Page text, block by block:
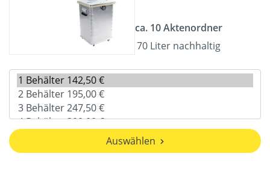
ca. 10 Aktenordner
70 Liter nachhaltig
Auswählen